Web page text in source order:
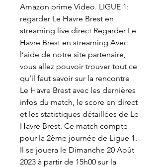
Amazon prime Video. LIGUE 1:
regarder Le Havre Brest en
streaming live direct Regarder Le
Havre Brest en streaming Avec
l’aide de notre site partenaire,
vous allez pouvoir trouver tout ce
qu’il faut savoir sur la rencontre
Le Havre Brest avec les dernières
infos du match, le score en direct
et les statistiques détaillées de Le
Havre Brest. Ce match compte
pour la 2ème journée de Ligue 1.
Il se jouera le Dimanche 20 Août
2023 à partir de 15h00 sur la